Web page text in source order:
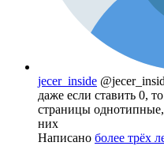
jecer_inside
даже если ставить 0,
страницы однотипные,
них
Написано более трёх